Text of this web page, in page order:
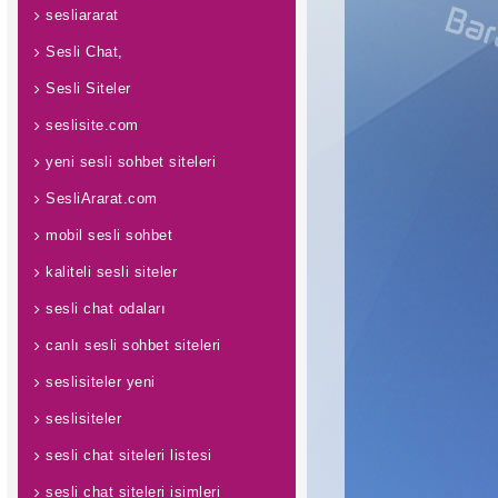
sesliararat
Sesli Chat,
Sesli Siteler
seslisite.com
yeni sesli sohbet siteleri
SesliArarat.com
mobil sesli sohbet
kaliteli sesli siteler
sesli chat odaları
canlı sesli sohbet siteleri
seslisiteler yeni
seslisiteler
sesli chat siteleri listesi
sesli chat siteleri isimleri